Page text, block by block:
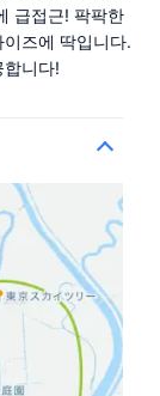
급접근! 팍팍한
즈에 딱입니다.
니다!